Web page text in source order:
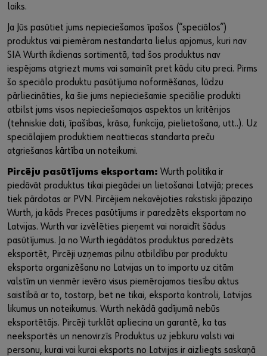
laiks.
Ja Jūs pasūtiet jums nepieciešamos īpašos (“speciālos”)
produktus vai piemēram nestandarta lielus apjomus, kuri nav
SIA Wurth ikdienas sortimentā, tad šos produktus nav
iespējams atgriezt mums vai samainīt pret kādu citu preci. Pirms
šo speciālo produktu pasūtījuma noformēšanas, lūdzu
pārliecināties, ka šie jums nepieciešamie speciālie produkti
atbilst jums visos nepieciešamajos aspektos un kritērijos
(tehniskie dati, īpašības, krāsa, funkcija, pielietošana, utt..). Uz
speciālajiem produktiem neattiecas standarta preču
atgriešanas kārtība un noteikumi.
Pircēju pasūtījums eksportam: Wurth politika ir
piedāvāt produktus tikai piegādei un lietošanai Latvijā; preces
tiek pārdotas ar PVN. Pircējiem nekavējoties rakstiski jāpaziņo
Wurth, ja kāds Preces pasūtījums ir paredzēts eksportam no
Latvijas. Wurth var izvēlēties pieņemt vai noraidīt šādus
pasūtījumus. Ja no Wurth iegādātos produktus paredzēts
eksportēt, Pircēji uzņemas pilnu atbildību par produktu
eksporta organizēšanu no Latvijas un to importu uz citām
valstīm un vienmēr ievēro visus piemērojamos tiesību aktus
saistībā ar to, tostarp, bet ne tikai, eksporta kontroli, Latvijas
likumus un noteikumus. Wurth nekādā gadījumā nebūs
eksportētājs. Pircēji turklāt apliecina un garantē, ka tas
neeksportēs un nenovirzīs Produktus uz jebkuru valsti vai
personu, kurai vai kurai eksports no Latvijas ir aizliegts saskaņā